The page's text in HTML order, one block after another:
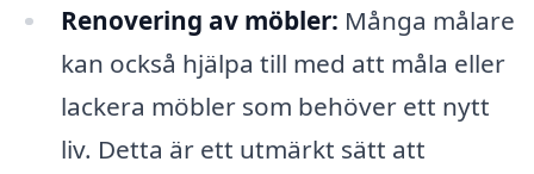
Renovering av möbler: Många målare
kan också hjälpa till med att måla eller
lackera möbler som behöver ett nytt
liv. Detta är ett utmärkt sätt att